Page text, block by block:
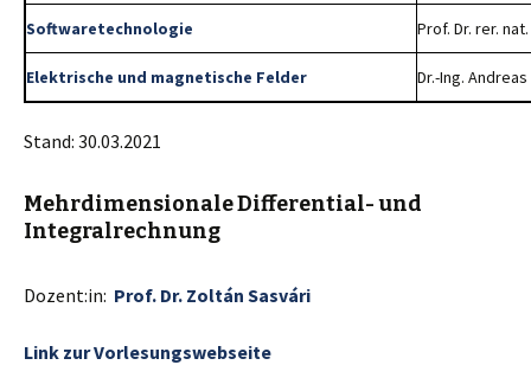
Softwaretechnologie Prof. Dr. rer.
Elektrische und magnetische Felder Dr.-Ing.
Stand: 30.03.2021
Mehrdimensionale Differential- und
Integralrechnung
Dozent:in: Prof. Dr. Zoltán Sasvári
Link zur Vorlesungswebseite